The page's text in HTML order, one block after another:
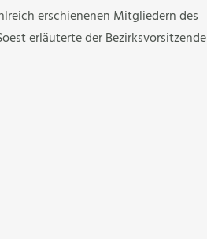
erschienenen Mitgliedern des
erläuterte der Bezirksvorsitzende